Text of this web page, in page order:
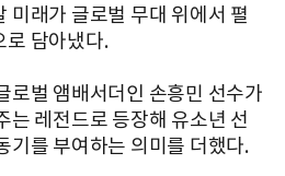
미래가 글로벌 무대 위에서 펼
로 담아냈다.
로벌 앰배서더인 손흥민 선수가
는 레전드로 등장해 유소년 선
기를 부여하는 의미를 더했다.